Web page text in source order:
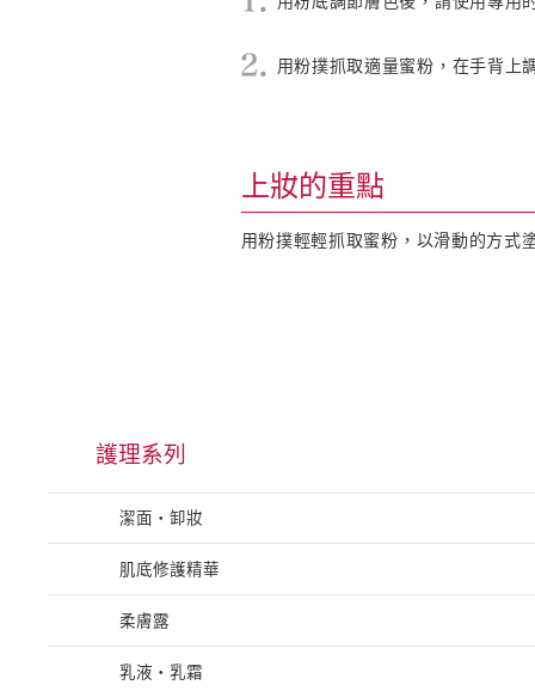
用粉撲抓取適量蜜粉，在手背上
上妝的重點
用粉撲輕輕抓取蜜粉，以滑動的方式
護理系列
潔面・卸妝
肌底修護精華
柔膚露
乳液・乳霜